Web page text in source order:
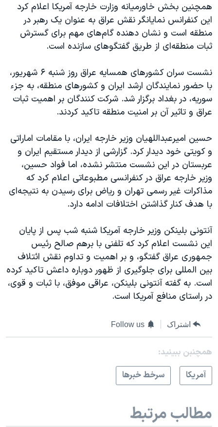
همچنین بخش خاورمیانە وزارت خارجە آمریکا اعلام کرد
این کنفرانس نمایانگر نقش عراق به عنوان یک رهبر در
منطقە است و نشان دهندە گام‌های مهم برای گسترش
ثبات منطقەای از طریق گفتگوهای سازندە است.
نشست سران کشورهای همسایە عراق روز شنبە ۶ شهریور،
با حضور نمایندگان ارشد ایران و کشورهای منطقە، بە جزء
سوریە، در بغداد برگزار شد. شرکت کنندگان بر اهمیت ثبات
عراق و تاثیر آن بر امنیت منطقە تاکید کردند.
حسین امیرعبداللهیان وزیر خارجە ایران، با مقامات اماراتی
و کویتی خود دیدار کرد. گزارشی از دیدار مستقیم ایران و
عربستان در این نشست منتشر نشدە، اما فواد حسین،
وزیر خارجە عراق در کنفرانسی مطبوعاتی اعلام کرد کە
مذاکرات غیر رسمی تهران و ریاض برای رسیدن بە نتیجەای
با هدف کنار گذاشتن اختلافات ادامە دارد.
آنتونی بلینکن وزیر خارجە آمریکا شنبه شب پس از پایان
این نشست اعلام کرد کە تلفنی با برهم صالح رئیس
جمهوری عراق گفتگو، و بر اهمیت و تداوم نقش ائتلاف
بین المللی برای جلوگیری از ظهور دوبارە داعش تاکید کردە
است. بە گفتە آنتونی بلینکن، عراقی موفق، با ثبات و قوی،
در راستای منافع آمریکا است.
اشتراک Follow us
همچنبن ببینید:
آمريکا
سرخط خبرها
مطالب مرتبط